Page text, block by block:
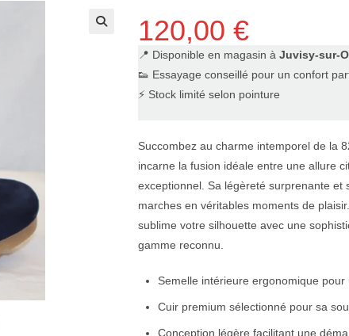
120,00€
📍 Disponible en magasin àJuvisy-sur-
👟 Essayage conseillé pour un confort
⚡ Stock limité selon pointure
Succombez au charme intemporel de la
incarne la fusion idéale entre une allure
exceptionnel. Sa légèreté surprenante
marches en véritables moments de
sublime votre silhouette avec une
gamme reconnu.
Semelle intérieure ergonomique
Cuir premium sélectionné pour sa
Conception légère facilitant une